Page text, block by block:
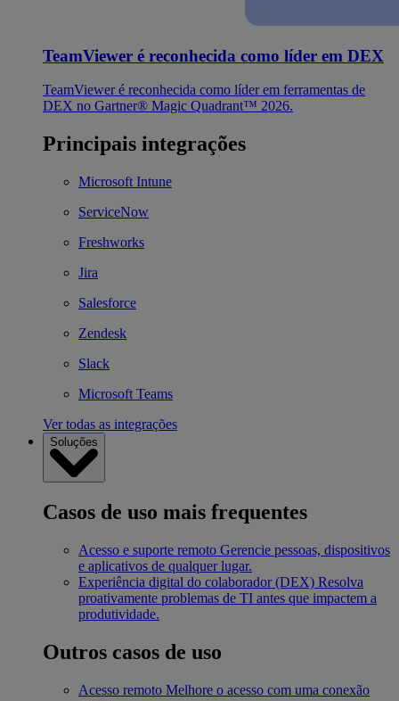
TeamViewer é reconhecida como líder em DEX
TeamViewer é reconhecida como líder em ferramentas de
DEX no Gartner® Magic Quadrant™ 2026.
Principais integrações
Microsoft Intune
ServiceNow
Freshworks
Jira
Salesforce
Zendesk
Slack
Microsoft Teams
Ver todas as integrações
Soluções
Casos de uso mais frequentes
Acesso e suporte remoto Gerencie pessoas, dispositivos
e aplicativos de qualquer lugar.
Experiência digital do colaborador (DEX) Resolva
proativamente problemas de TI antes que impactem a
produtividade.
Outros casos de uso
Acesso remoto Melhore o acesso com uma conexão